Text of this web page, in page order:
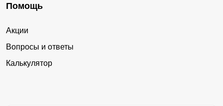
Помощь
Акции
Вопросы и ответы
Калькулятор